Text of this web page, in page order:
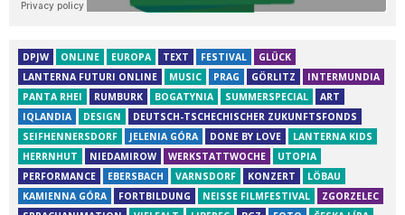
DPJW ONLINE EUROPA TEXT FESTIVAL
GLÜCK
LANTERNA FUTURI ONLINE
MUSIC PRAG GÖRLITZ
INTERMUNDIA
PANTA RHEI
RUMBURK BOGATYNIA SUMMERSPECIAL
ART
IQLANDIA
DESIGN
DEUTSCH-TSCHECHISCHER ZUKUNFTSFONDS
SEIFHENNERSDORF
JELENIA GÓRA DONE BY LOVE
LANTERNA KIDS
HERRNHUT
NIEDAMIROW WERKSTATTWOCHE
UTOPIA
PERFORMANCE
EBERSBACH VARNSDORF KONZERT
LÖBAU
KAMIENNA GÓRA
FORTBILDUNG NEISSE FILMFESTIVAL
ZGORZELEC